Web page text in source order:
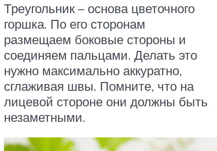
Треугольник – основа цветочного
горшка. По его сторонам
размещаем боковые стороны и
соединяем пальцами. Делать это
нужно максимально аккуратно,
сглаживая швы. Помните, что на
лицевой стороне они должны быть
незаметными.